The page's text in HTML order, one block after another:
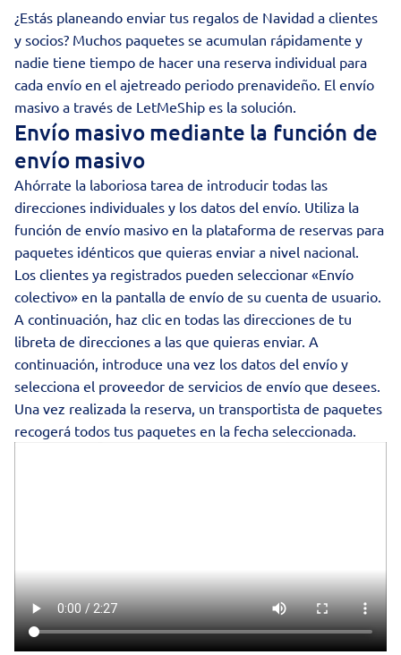
¿Estás planeando enviar tus regalos de Navidad a clientes
y socios? Muchos paquetes se acumulan rápidamente y
nadie tiene tiempo de hacer una reserva individual para
cada envío en el ajetreado periodo prenavideño. El envío
masivo a través de LetMeShip es la solución.
Envío masivo mediante la función de
envío masivo
Ahórrate la laboriosa tarea de introducir todas las
direcciones individuales y los datos del envío. Utiliza la
función de envío masivo en la plataforma de reservas para
paquetes idénticos que quieras enviar a nivel nacional.
Los clientes ya registrados pueden seleccionar «Envío
colectivo» en la pantalla de envío de su cuenta de usuario.
A continuación, haz clic en todas las direcciones de tu
libreta de direcciones a las que quieras enviar. A
continuación, introduce una vez los datos del envío y
selecciona el proveedor de servicios de envío que desees.
Una vez realizada la reserva, un transportista de paquetes
recogerá todos tus paquetes en la fecha seleccionada.